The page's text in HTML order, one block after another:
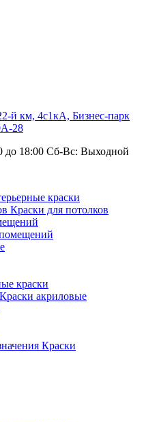
й км, 4с1кА, Бизнес-парк
28
до 18:00 Сб-Вс: Выходной
краски
Краски для потолков
краски
Краски акриловые
Краски